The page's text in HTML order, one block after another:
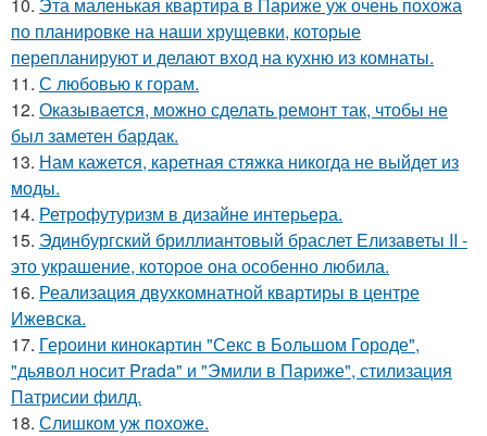
по планировке на наши хрущевки, которые
перепланируют и делают вход на кухню из комнаты.
11. С любовью к горам.
12. Оказывается, можно сделать ремонт так, чтобы не
был заметен бардак.
13. Нам кажется, каретная стяжка никогда не выйдет из
моды.
14. Ретрофутуризм в дизайне интерьера.
15. Эдинбургский бриллиантовый браслет Елизаветы II -
это украшение, которое она особенно любила.
16. Реализация двухкомнатной квартиры в центре
Ижевска.
17. Героини кинокартин "Секс в Большом Городе",
"дьявол носит Prada" и "Эмили в Париже", стилизация
Патрисии филд.
18. Слишком уж похоже.